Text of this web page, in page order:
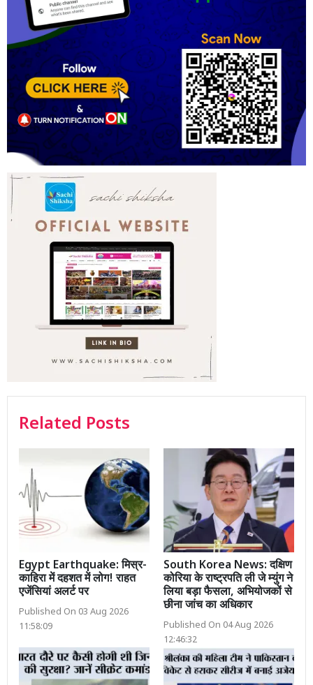
Related Posts
Egypt Earthquake: मिस्र-
काहिरा में दहशत में लोग! राहत
एजेंसियां अलर्ट पर
Published On 03 Aug 2026
11:58:09
South Korea News: दक्षिण
कोरिया के राष्ट्रपति ली जे म्युंग ने
लिया बड़ा फैसला, अभियोजकों से
छीना जांच का अधिकार
Published On 04 Aug 2026
12:46:32